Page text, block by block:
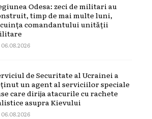
Odesa: zeci de militari au
timp de mai multe luni,
comandantului unității
06.08.2026
de Securitate al Ucrainei a
un agent al serviciilor speciale
care dirija atacurile cu rachete
asupra Kievului
06.08.2026